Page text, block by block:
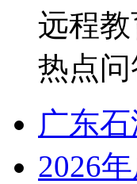
远程教
热点问
广东
2026